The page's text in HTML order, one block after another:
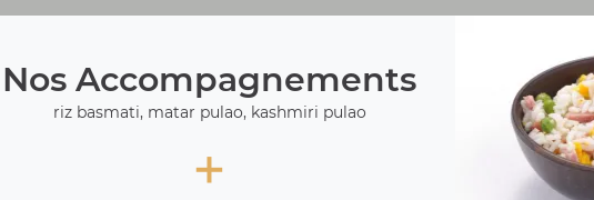
Nos Accompagnements
riz basmati, matar pulao, kashmiri pulao
+